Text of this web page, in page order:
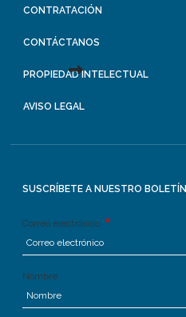
CONTRATACIÓN
CONTÁCTANOS
PROPIEDAD INTELECTUAL
AVISO LEGAL
SUSCRÍBETE A NUESTRO BOLETÍN
Correo electrónico
Nombre